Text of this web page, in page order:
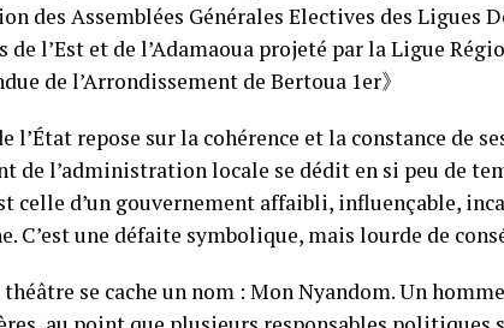
des Assemblées Générales Electives des Ligues
de l’Est et de l’Adamaoua projeté par la Ligue
de l’Arrondissement de Bertoua 1er》
l’État repose sur la cohérence et la constance de
de l’administration locale se dédit en si peu de
celle d’un gouvernement affaibli, influençable,
C’est une défaite symbolique, mais lourde de
se cache un nom : Mon Nyandom. Un